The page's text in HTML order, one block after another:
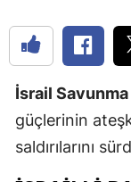
İsrail Savunma
güçlerinin
saldırılarını